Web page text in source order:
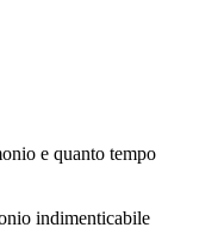
indimenticabile